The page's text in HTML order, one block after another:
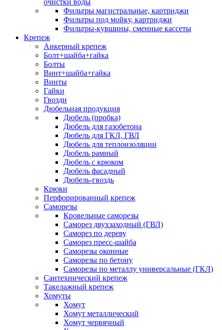
очистки воды
Фильтры магистральные, картриджи
Фильтры под мойку, картриджи
Фильтры-кувшины, сменные кассеты
Крепеж
Анкерный крепеж
Болт+шайба+гайка
Болты
Винт+шайба+гайка
Винты
Гайки
Гвозди
Дюбельная продукция
Дюбель (пробка)
Дюбель для газобетона
Дюбель для ГКЛ, ГВЛ
Дюбель для теплоизоляции
Дюбель рамный
Дюбель с крюком
Дюбель фасадный
Дюбель-гвоздь
Крюки
Перфорированный крепеж
Саморезы
Кровельные саморезы
Саморез двухзаходный (ГВЛ)
Саморез по дереву
Саморез пресс-шайба
Саморезы оконные
Саморезы по бетону
Саморезы по металлу универсальные (ГКЛ)
Сантехнический крепеж
Такелажный крепеж
Хомуты
Хомут
Хомут металлический
Хомут червячный